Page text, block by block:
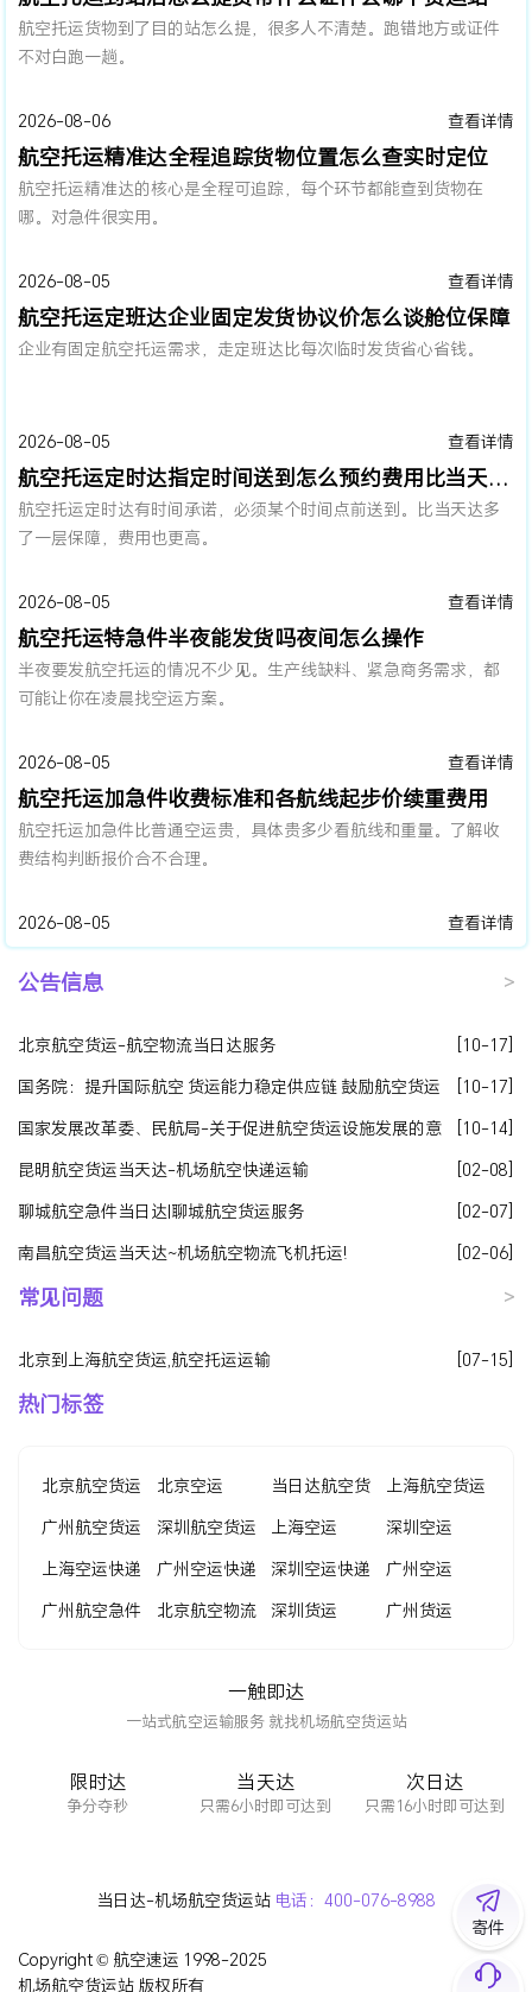
航空托运货物到了目的站怎么提，很多人不清楚。跑错地方或证件
不对白跑一趟。
2026-08-06 查看详情
航空托运精准达全程追踪货物位置怎么查实时定位
航空托运精准达的核心是全程可追踪，每个环节都能查到货物在
哪。对急件很实用。
2026-08-05 查看详情
航空托运定班达企业固定发货协议价怎么谈舱位保障
企业有固定航空托运需求，走定班达比每次临时发货省心省钱。
2026-08-05 查看详情
航空托运定时达指定时间送到怎么预约费用比当天达贵多少
航空托运定时达有时间承诺，必须某个时间点前送到。比当天达多
了一层保障，费用也更高。
2026-08-05 查看详情
航空托运特急件半夜能发货吗夜间怎么操作
半夜要发航空托运的情况不少见。生产线缺料、紧急商务需求，都
可能让你在凌晨找空运方案。
2026-08-05 查看详情
航空托运加急件收费标准和各航线起步价续重费用
航空托运加急件比普通空运贵，具体贵多少看航线和重量。了解收
费结构判断报价合不合理。
2026-08-05 查看详情
公告信息 >
北京航空货运-航空物流当日达服务
[10-17]
国务院：提升国际航空 货运能力稳定供应链 鼓励航空货运
企业与物流企业联合重组
[10-17]
国家发展改革委、民航局-关于促进航空货运设施发展的意
见发改基础〔2020〕1319号
[10-14]
昆明航空货运当天达-机场航空快递运输
[02-08]
聊城航空急件当日达|聊城航空货运服务
[02-07]
南昌航空货运当天达~机场航空物流飞机托运!
[02-06]
常见问题 >
北京到上海航空货运,航空托运运输 [07-15]
热门标签
北京航空货运 北京空运
当日达航空货
运
上海航空货运
广州航空货运
深圳航空货运 上海空运
深圳空运
上海空运快递
广州空运快递 深圳空运快递
广州空运
广州航空急件
北京航空物流 深圳货运 广州货运
一触即达
一站式航空运输服务 就找机场航空货运站
限时达
争分夺秒
当天达
只需6小时即可达到
次日达
只需16小时即可达到
当日达-机场航空货运站 电话： 400-076-8988
Copyright © 航空速运 1998-2025
机场航空货运站 版权所有
寄件